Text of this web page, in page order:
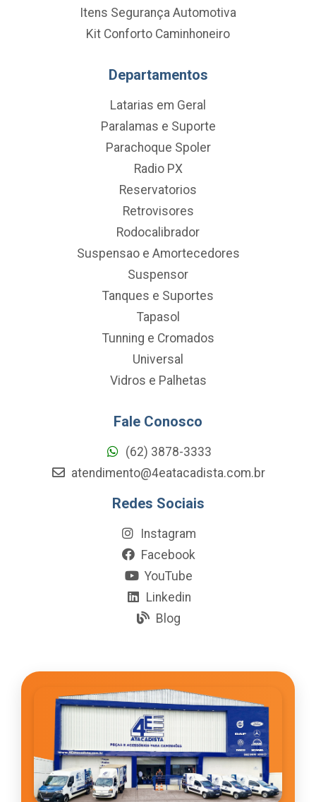
Itens Segurança Automotiva
Kit Conforto Caminhoneiro
Departamentos
Latarias em Geral
Paralamas e Suporte
Parachoque Spoler
Radio PX
Reservatorios
Retrovisores
Rodocalibrador
Suspensao e Amortecedores
Suspensor
Tanques e Suportes
Tapasol
Tunning e Cromados
Universal
Vidros e Palhetas
Fale Conosco
(62) 3878-3333
atendimento@4eatacadista.com.br
Redes Sociais
Instagram
Facebook
YouTube
Linkedin
Blog